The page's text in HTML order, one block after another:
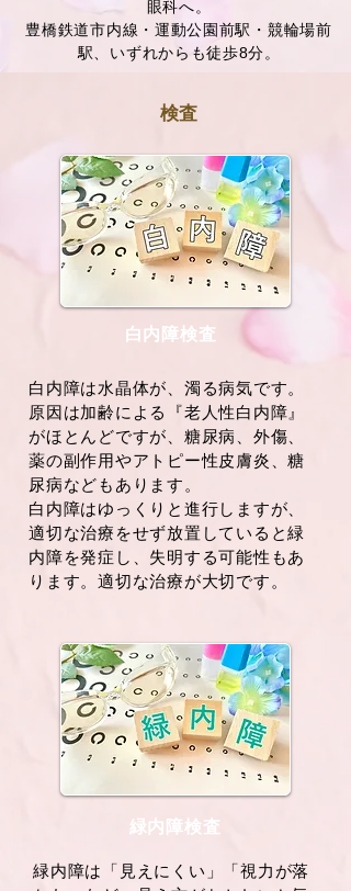
眼科へ。
豊橋鉄道市内線・運動公園前駅・競輪場前
駅、いずれからも徒歩8分。
​検査
​白内障検査
白内障は水晶体が、濁る病気です。
原因は加齢による『老人性白内障』
がほとんどですが、糖尿病、外傷、
薬の副作用やアトピー性皮膚炎、糖
尿病などもあります。
白内障はゆっくりと進行しますが、
適切な治療をせず放置していると緑
内障を発症し、失明する可能性もあ
ります。適切な治療が大切です。
​緑内障検査
緑内障は「見えにくい」「視力が落